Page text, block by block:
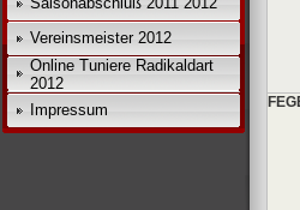
Vereinsmeister 2012
Online Tuniere Radikaldart
2012
Impressum